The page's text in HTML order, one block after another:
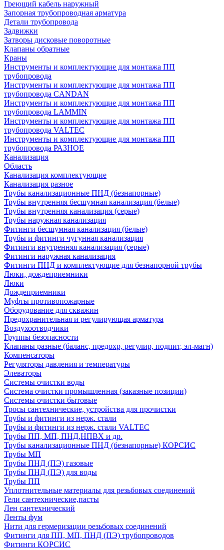
Греющий кабель наружный
Запорная трубопроводная арматура
Детали трубопровода
Задвижки
Затворы дисковые поворотные
Клапаны обратные
Краны
Инструменты и комплектующие для монтажа ПП
трубопровода
Инструменты и комплектующие для монтажа ПП
трубопровода CANDAN
Инструменты и комплектующие для монтажа ПП
трубопровода LAMMIN
Инструменты и комплектующие для монтажа ПП
трубопровода VALTEC
Инструменты и комплектующие для монтажа ПП
трубопровода РАЗНОЕ
Канализация
Область
Канализация комплектующие
Канализация разное
Трубы канализационные ПНД (безнапорные)
Трубы внутренняя бесшумная канализация (белые)
Трубы внутренняя канализация (серые)
Трубы наружная канализация
Фитинги бесшумная канализация (белые)
Трубы и фитинги чугунная канализация
Фитинги внутренняя канализация (серые)
Фитинги наружная канализация
Фитинги ПНД и комплектующие для безнапорной трубы
Люки, дождеприемники
Люки
Дождеприемники
Муфты противопожарные
Оборудование для скважин
Предохранительная и регулирующая арматура
Воздухоотводчики
Группы безопасности
Клапаны разные (баланс, предохр, регулир, подпит, эл-магн)
Компенсаторы
Регуляторы давления и температуры
Элеваторы
Системы очистки воды
Система очистки промышленная (заказные позиции)
Системы очистки бытовые
Тросы сантехнические, устройства для прочистки
Трубы и фитинги из нерж. стали
Трубы и фитинги из нерж. стали VALTEC
Трубы ПП, МП, ПНД,НПВХ и др.
Трубы канализационные ПНД (безнапорные) КОРСИС
Трубы МП
Трубы ПНД (ПЭ) газовые
Трубы ПНД (ПЭ) для воды
Трубы ПП
Уплотнительные материалы для резьбовых соединений
Гели сантехнические,пасты
Лен сантехнический
Ленты фум
Нити для гермеризации резьбовых соединений
Фитинги для ПП, МП, ПНД (ПЭ) трубопроводов
Фитинги КОРСИС